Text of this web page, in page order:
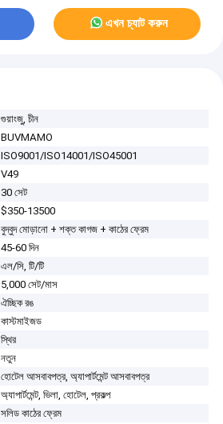
এখন চ্যাট করুন
গুয়াংজু, চীন
BUVMAMO
ISO9001/ISO14001/ISO45001
V49
30 সেট
$350-13500
বুদ্বুদ মোড়ানো + শক্ত কাগজ + কাঠের ফ্রেম
45-60 দিন
এল/সি, টি/টি
5,000 সেট/মাস
ঐচ্ছিক রঙ
কাস্টমাইজড
স্থির
নতুন
হোটেল আসবাবপত্র, অ্যাপার্টমেন্ট আসবাবপত্র
অ্যাপার্টমেন্ট, ভিলা, হোটেল, প্রকল্প
সলিড কাঠের ফ্রেম